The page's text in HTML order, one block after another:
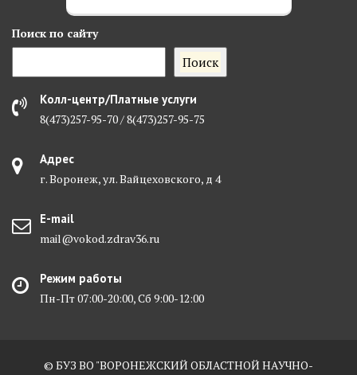
Поиск по сайту
Поиск
Колл-центр/Платные услуги
8(473)257-95-70 / 8(473)257-95-75
Адрес
г. Воронеж, ул. Вайцеховского, д 4
E-mail
mail@vokod.zdrav36.ru
Режим работы
Пн-Пт 07:00-20:00, Сб 9:00-12:00
© БУЗ ВО "ВОРОНЕЖСКИЙ ОБЛАСТНОЙ НАУЧНО-